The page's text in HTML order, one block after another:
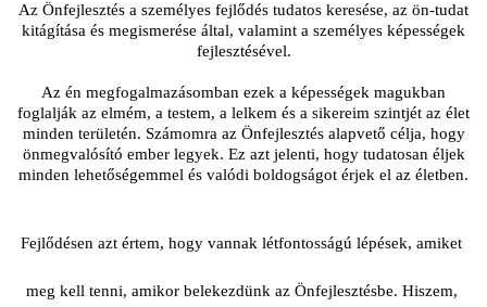
Az Önfejlesztés a személyes fejlődés tudatos keresése, az ön-tudat
kitágítása és megismerése által, valamint a személyes képességek
fejlesztésével.
Az én megfogalmazásomban ezek a képességek magukban
foglalják az elmém, a testem, a lelkem és a sikereim szintjét az élet
minden területén. Számomra az Önfejlesztés alapvető célja, hogy
önmegvalósító ember legyek. Ez azt jelenti, hogy tudatosan éljek
minden lehetőségemmel és valódi boldogságot érjek el az életben.
Fejlődésen azt értem, hogy vannak létfontosságú lépések, amiket
meg kell tenni, amikor belekezdünk az Önfejlesztésbe. Hiszem,